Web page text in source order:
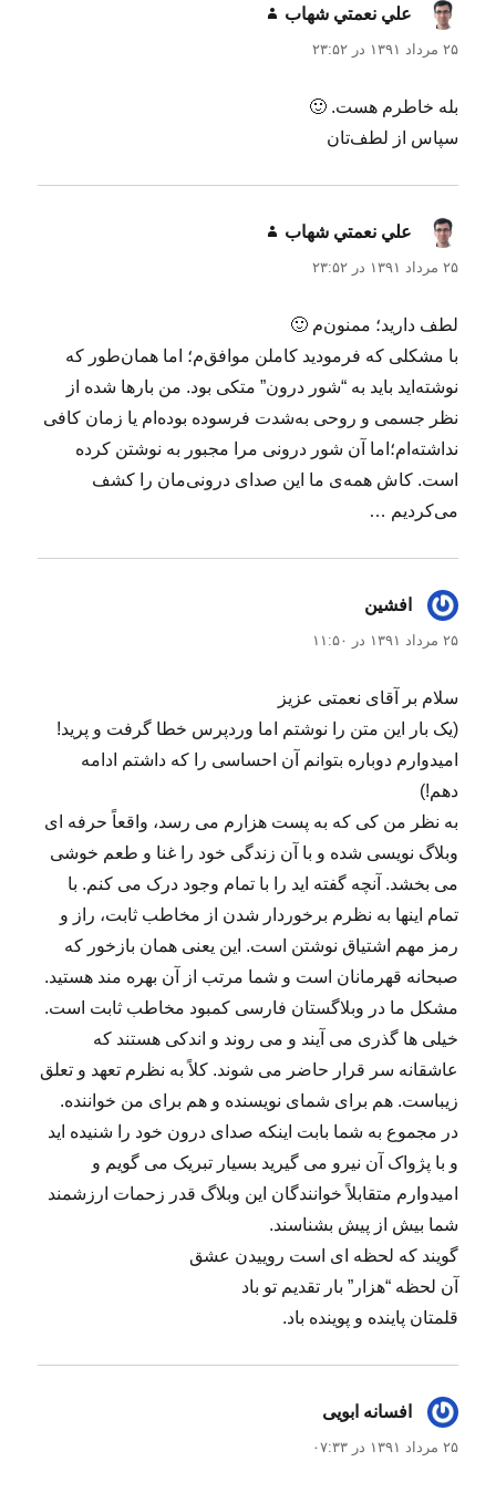
علي نعمتي شهاب
۲۵ مرداد ۱۳۹۱ در ۲۳:۵۲
بله خاطرم هست. 🙂
سپاس از لطف‌تان
علي نعمتي شهاب
۲۵ مرداد ۱۳۹۱ در ۲۳:۵۲
لطف دارید؛ ممنون‌م 🙂
با مشکلی که فرمودید کاملن موافق‌م؛ اما همان‌طور که
نوشته‌اید باید به “شور درون” متکی بود. من بارها شده از
نظر جسمی و روحی به‌شدت فرسوده بوده‌ام یا زمان کافی
نداشته‌ام؛اما آن شور درونی مرا مجبور به نوشتن کرده
است. کاش همه‌ی ما این صدای درونی‌مان را کشف
می‌کردیم …
افشین
۲۵ مرداد ۱۳۹۱ در ۱۱:۵۰
سلام بر آقای نعمتی عزیز
(یک بار این متن را نوشتم اما وردپرس خطا گرفت و پرید!
امیدوارم دوباره بتوانم آن احساسی را که داشتم ادامه
دهم!)
به نظر من کی که به پست هزارم می رسد، واقعاً حرفه ای
وبلاگ نویسی شده و با آن زندگی خود را غنا و طعم خوشی
می بخشد. آنچه گفته اید را با تمام وجود درک می کنم. با
تمام اینها به نظرم برخوردار شدن از مخاطب ثابت، راز و
رمز مهم اشتیاق نوشتن است. این یعنی همان بازخور که
صبحانه قهرمانان است و شما مرتب از آن بهره مند هستید.
مشکل ما در وبلاگستان فارسی کمبود مخاطب ثابت است.
خیلی ها گذری می آیند و می روند و اندکی هستند که
عاشقانه سر قرار حاضر می شوند. کلاً به نظرم تعهد و تعلق
زیباست. هم برای شمای نویسنده و هم برای من خواننده.
در مجموع به شما بابت اینکه صدای درون خود را شنیده اید
و با پژواک آن نیرو می گیرید بسیار تبریک می گویم و
امیدوارم متقابلاً خوانندگان این وبلاگ قدر زحمات ارزشمند
شما بیش از پیش بشناسند.
گویند که لحظه ای است روییدن عشق
آن لحظه “هزار” بار تقدیم تو باد
قلمتان پاینده و پوینده باد.
افسانه ابویی
۲۵ مرداد ۱۳۹۱ در ۰۷:۳۳